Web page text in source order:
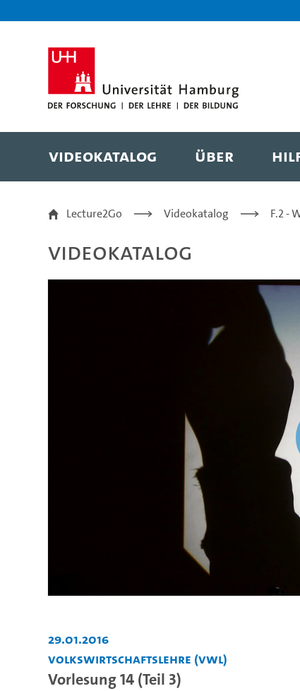
Videokatalog Über
Vorlesung 14 (Teil
Lecture2Go Videokatalog F.2 -
Videokatalog
29.01.2016
Volkswirtschaftslehre (VWL)
Vorlesung 14 (Teil 3)